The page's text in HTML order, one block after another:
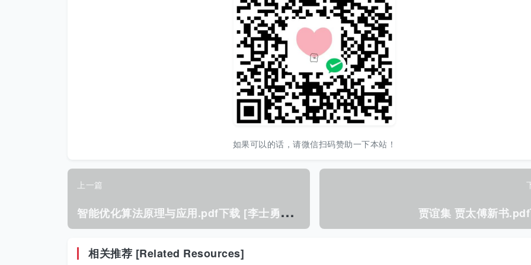
如果可以的话，请微信扫码赞助一下本站！
上一篇
智
能优化算法原理与应用.pdf下载 [李士勇，李研 编著] 2012年版 贾谊集 贾太傅新书
相关推荐 [Related Resources]